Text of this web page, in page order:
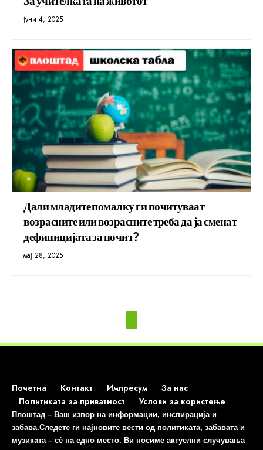
јуни 4, 2025
Дали младите помалку ги почитуваат
возрасните или возрасните треба да ја сменат
дефиницијата за почит?
мај 28, 2025
Почетна Контакт Импресум
За нас
Политиката за приватност
Услови за користење
Плоштад – Ваш извор на информации, инспирација и
забава.Следете ги најновите вести од политиката, забавата и
музиката – сè на едно место. Ви носиме актуелни случувања